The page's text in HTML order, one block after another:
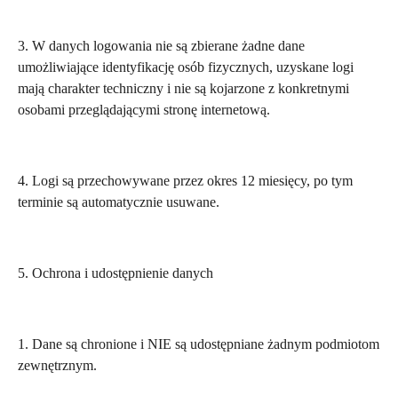
3. W danych logowania nie są zbierane żadne dane
umożliwiające identyfikację osób fizycznych, uzyskane logi
mają charakter techniczny i nie są kojarzone z konkretnymi
osobami przeglądającymi stronę internetową.
4. Logi są przechowywane przez okres 12 miesięcy, po tym
terminie są automatycznie usuwane.
5. Ochrona i udostępnienie danych
1. Dane są chronione i NIE są udostępniane żadnym podmiotom
zewnętrznym.